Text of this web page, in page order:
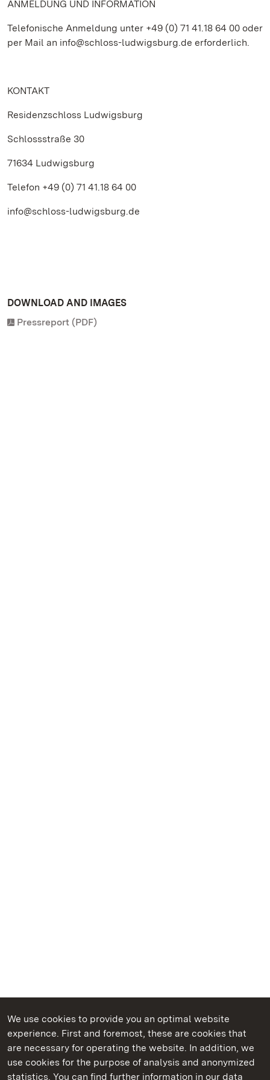
We use cookies to provide you an optimal website
experience. First and foremost, these are cookies that
are necessary for operating the website. In addition, we
use cookies for the purpose of analysis and anonymized
statistics. You can find further information in our data
ANMELDUNG UND INFORMATION
Telefonische Anmeldung unter +49 (0) 71 41.18 64 00 oder
per Mail an info@schloss-ludwigsburg.de erforderlich.
KONTAKT
Residenzschloss Ludwigsburg
Schlossstraße 30
71634 Ludwigsburg
Telefon +49 (0) 71 41.18 64 00
info@schloss-ludwigsburg.de
DOWNLOAD AND IMAGES
Pressreport (PDF)
State Palaces and Gardens of Baden-Wuerttemberg